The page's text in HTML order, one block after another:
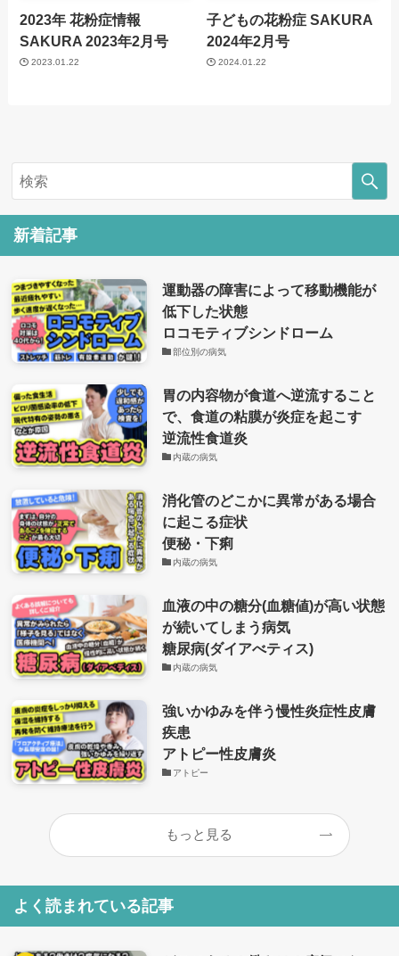
2023年 花粉症情報
SAKURA 2023年2月号
2023.01.22
子どもの花粉症 SAKURA
2024年2月号
2024.01.22
新着記事
運動器の障害によって移動機能が
低下した状態
ロコモティブシンドローム
部位別の病気
胃の内容物が食道へ逆流すること
で、食道の粘膜が炎症を起こす
逆流性食道炎
内蔵の病気
消化管のどこかに異常がある場合
に起こる症状
便秘・下痢
内蔵の病気
血液の中の糖分(血糖値)が高い状態
が続いてしまう病気
糖尿病(ダイアべティス)
内蔵の病気
強いかゆみを伴う慢性炎症性皮膚
疾患
アトピー性皮膚炎
アトピー
もっと見る
よく読まれている記事